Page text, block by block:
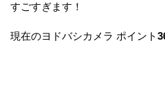
すごすぎます！
現在のヨドバシカメラ ポイント